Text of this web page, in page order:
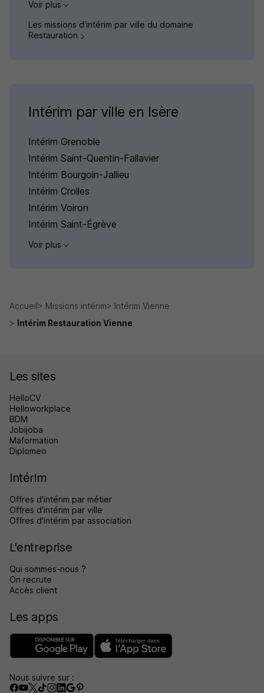
Voir plus
Les missions d'intérim par ville du domaine
Restauration
Intérim par ville en Isère
Intérim Grenoble
Intérim Saint-Quentin-Fallavier
Intérim Bourgoin-Jallieu
Intérim Crolles
Intérim Voiron
Intérim Saint-Égrève
Voir plus
Accueil Missions intérim
Intérim Vienne
Intérim Restauration Vienne
Les sites
HelloCV
Helloworkplace
BDM
Jobijoba
Maformation
Diplomeo
Intérim
Offres d'intérim par métier
Offres d'intérim par ville
Offres d'intérim par association
L'entreprise
Qui sommes-nous ?
On recrute
Accès client
Les apps
Nous suivre sur :